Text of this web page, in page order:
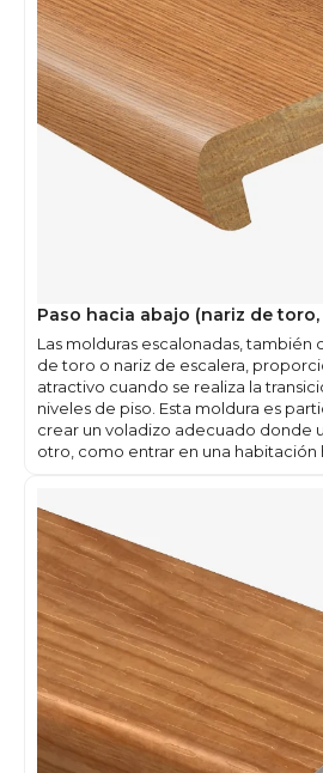
Paso hacia abajo (nariz de
Las molduras escalonadas, también
de toro o nariz de escalera,
atractivo cuando se realiza la
niveles de piso. Esta moldura es
crear un voladizo adecuado donde
otro, como entrar en una habitación